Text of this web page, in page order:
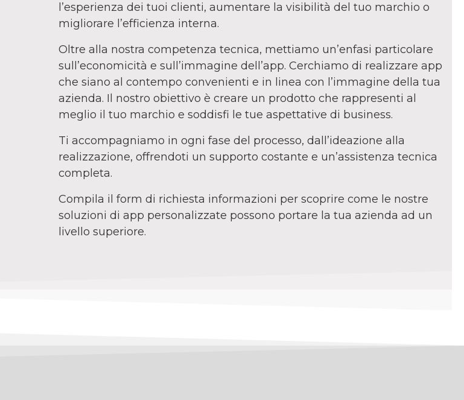
l’esperienza dei tuoi clienti, aumentare la visibilità del tuo marchio o
migliorare l’efficienza interna.
Oltre alla nostra competenza tecnica, mettiamo un’enfasi particolare
sull’economicità e sull’immagine dell’app. Cerchiamo di realizzare app
che siano al contempo convenienti e in linea con l’immagine della tua
azienda. Il nostro obiettivo è creare un prodotto che rappresenti al
meglio il tuo marchio e soddisfi le tue aspettative di business.
Ti accompagniamo in ogni fase del processo, dall’ideazione alla
realizzazione, offrendoti un supporto costante e un’assistenza tecnica
completa.
Compila il form di richiesta informazioni per scoprire come le nostre
soluzioni di app personalizzate possono portare la tua azienda ad un
livello superiore.